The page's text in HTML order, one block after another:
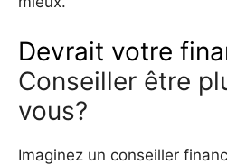
Devrait votre
Conseiller être
vous?
Imaginez un conseiller